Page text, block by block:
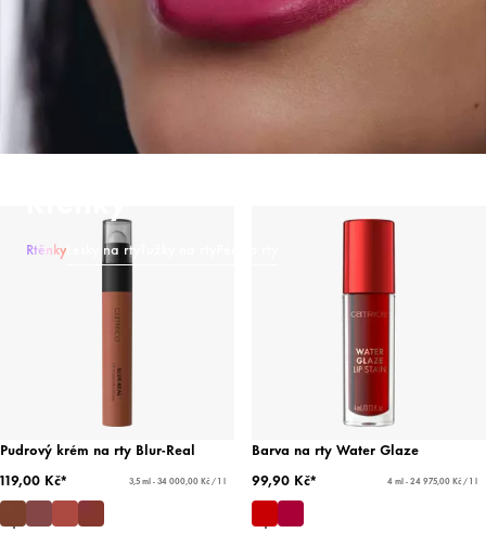
Rtěnky Lesky na rty
Pudrový krém na rty Blur-Real
119,00 Kč*
3,5 ml - 34 000,00 Kč / 1 l
Barva na rty Water Glaze
99,90 Kč*
4 ml - 24 975,00 Kč / 1 l